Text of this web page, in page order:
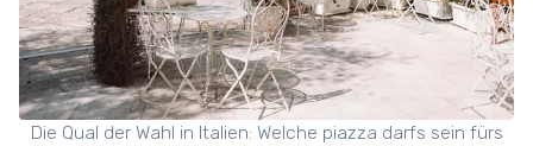
Die Qual der Wahl in Italien: Welche piazza darfs sein fürs